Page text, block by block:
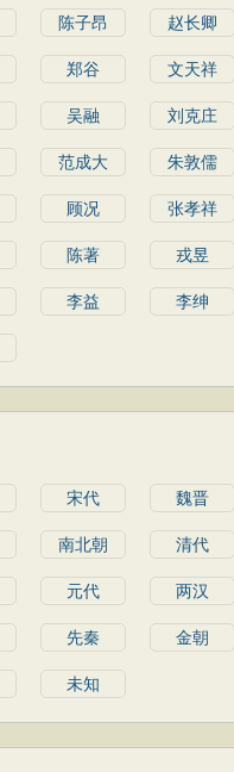
陈子昂 赵长卿
郑谷 文天祥
吴融 刘克庄
范成大 朱敦儒
顾况 张孝祥
陈著 戎昱
李益 李绅
宋代 魏晋
南北朝 清代
元代 两汉
先秦 金朝
未知